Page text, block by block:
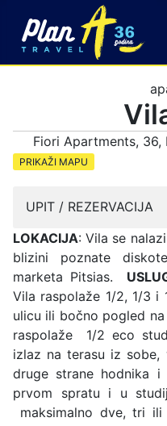
Fiori Apartments, 36,
PRIKAŽI MAPU
UPIT / REZERVACIJA
LOKACIJA: Vila se
blizini poznate
marketa Pitsias.
Vila raspolaže 1/2, 1/3 i
ulicu ili bočno pogled
raspolaže 1/2 eco
izlaz na terasu iz sobe,
druge strane hodnika
prvom spratu i u
maksimalno dve, tri